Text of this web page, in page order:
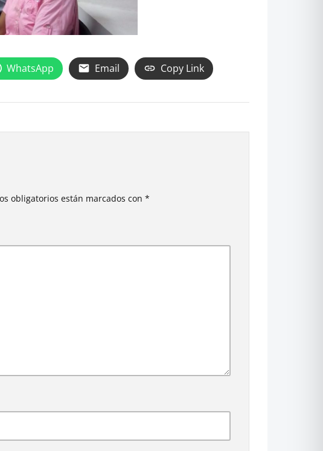
WhatsApp Email Copy Link
obligatorios están marcados con *